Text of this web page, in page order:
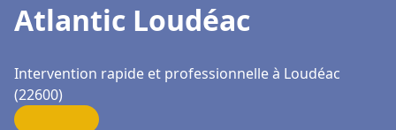
Atlantic Loudéac
Intervention rapide et professionnelle à Loudéac
(22600)